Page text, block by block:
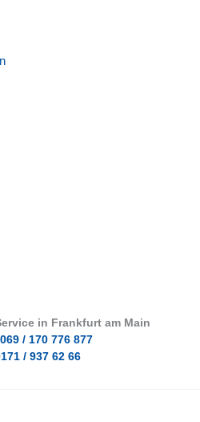
in Frankfurt am Main
069 / 170 776 877
/ 937 62 66